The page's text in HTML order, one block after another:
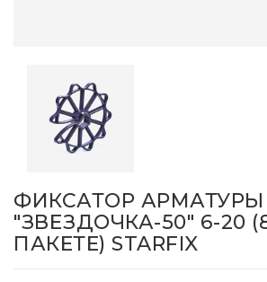
ФИКСАТОР АРМАТУРЫ
"ЗВЕЗДОЧКА-50" 6-20
ПАКЕТЕ) STARFIX